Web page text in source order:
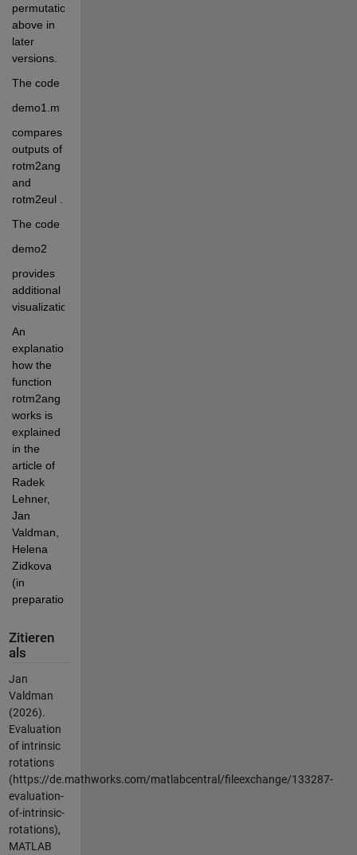
permutations
above in
later
versions.
The code
demo1.m
compares
outputs of
rotm2ang
and
The code
demo2
provides
additional
An
explanation
how the
function
rotm2ang
works is
explained
in the
article of
Radek
Lehner,
Jan
Valdman,
Helena
Zidkova
(in
preparation).
Zitieren
als
Jan
Valdman
(2026).
Evaluation
of intrinsic
rotations
(https://de.mathworks.com/matlabcentral/fileexchange/133287-
evaluation-
of-intrinsic-
rotations),
MATLAB